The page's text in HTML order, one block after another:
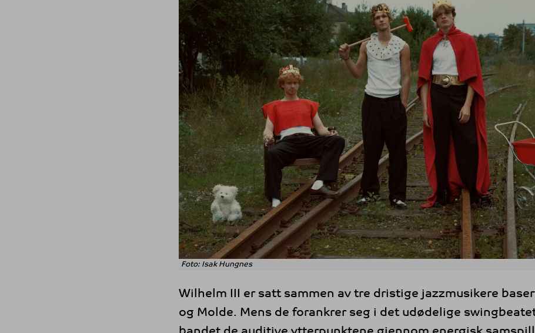
Foto: Isak Hungnes
Wilhelm III er satt sammen av tre dristige jazzmusikere
og Molde. Mens de forankrer seg i det udødelige